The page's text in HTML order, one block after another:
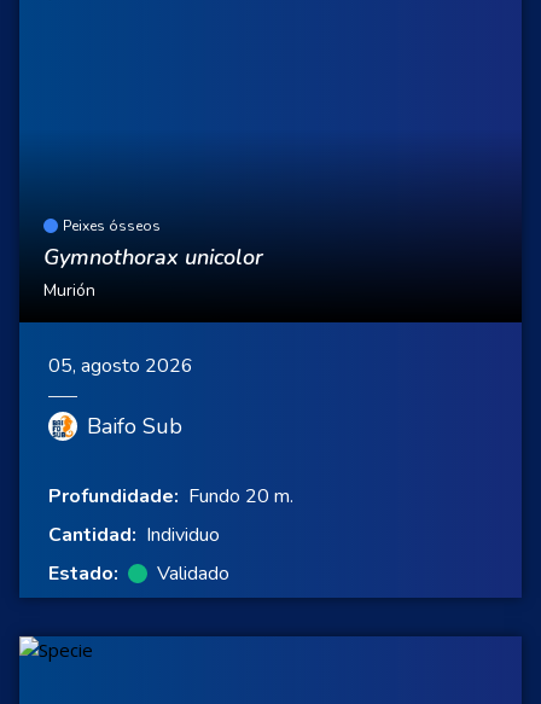
Peixes ósseos
Gymnothorax unicolor
Murión
05, agosto 2026
Baifo Sub
Profundidade: Fundo 20 m.
Cantidad: Individuo
Estado:
Validado